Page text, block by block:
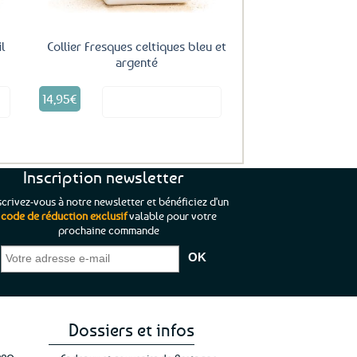
Collier Fresques celtiques bleu et
argenté
14,95€
je pouvais pas
;)
mon achat et
rien”Jade C.
“C’est agréable et tout aussi rassurant
de constater qu’il n’y a pas de petite
commande, mais un client à satisfaire.”
Inscription newsletter
vous à notre newsletter et bénéficiez d'un
code de réduction exclusifvalable pour votre
prochaine commande
Dossiers et infos